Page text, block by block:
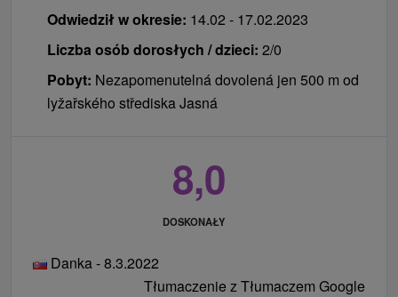
Odwiedził w okresie: 14.02 - 17.02.2023
Liczba osób dorosłych / dzieci: 2/0
Pobyt: Nezapomenutelná dovolená jen 500 m od
lyžařského střediska Jasná
8,0
DOSKONAŁY
Danka - 8.3.2022
Tłumaczenie z Tłumaczem Google